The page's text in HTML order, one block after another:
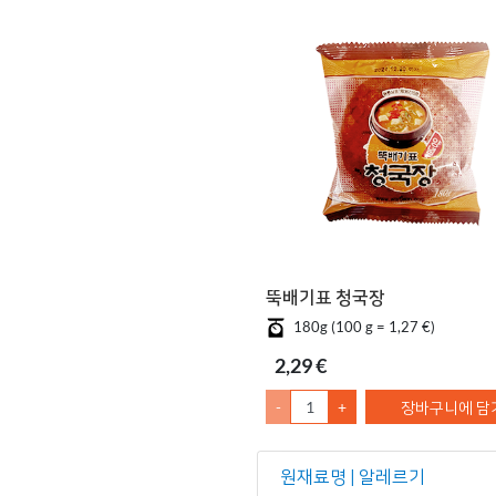
뚝배기표 청국장
180g (100 g = 1,27 €)
2,29 €
- + 장바구니에 담
원재료명 | 알레르기